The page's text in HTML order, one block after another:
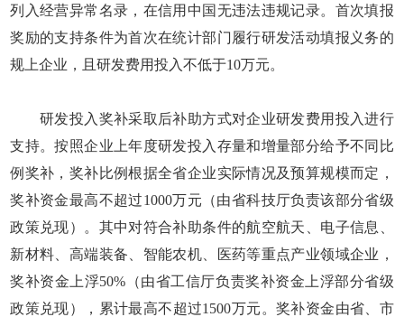
列入经营异常名录，在信用中国无违法违规记录。首次填报
奖励的支持条件为首次在统计部门履行研发活动填报义务的
规上企业，且研发费用投入不低于10万元。
研发投入奖补采取后补助方式对企业研发费用投入进行
支持。按照企业上年度研发投入存量和增量部分给予不同比
例奖补，奖补比例根据全省企业实际情况及预算规模而定，
奖补资金最高不超过1000万元（由省科技厅负责该部分省级
政策兑现）。其中对符合补助条件的航空航天、电子信息、
新材料、高端装备、智能农机、医药等重点产业领域企业，
奖补资金上浮50%（由省工信厅负责奖补资金上浮部分省级
政策兑现），累计最高不超过1500万元。奖补资金由省、市